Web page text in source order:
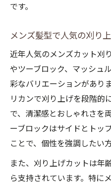
です。
メンズ髪型で人気の刈り
近年人気のメンズカット刈
やツーブロック、マッシュ
彩なバリエーションがあり
リカンで刈り上げを段階的
で、清潔感とおしゃれさを
ーブロックはサイドとトッ
ことで、個性を強調したい
また、刈り上げカットは年
ら支持されています。特に